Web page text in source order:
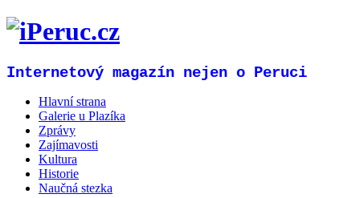
Internetový magazín nejen o Peruci
Hlavní strana
Galerie u Plazíka
Zprávy
Zajímavosti
Kultura
Historie
Naučná stezka